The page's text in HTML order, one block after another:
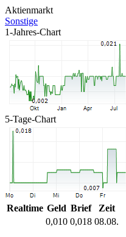
Aktienmarkt
Sonstige
1-Jahres-Chart
5-Tage-Chart
Realtime Geld Brief
Zeit
0,010 0,018 08.08.